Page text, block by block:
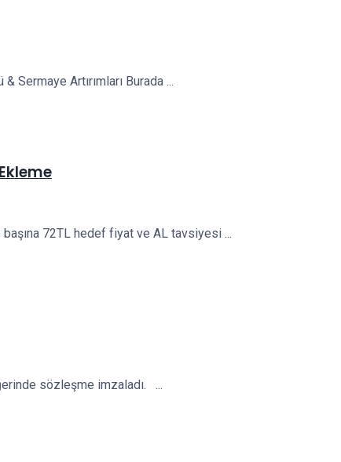
Artırımları Burada ...
başına 72TL hedef fiyat ve AL tavsiyesi ...
sözleşme imzaladı. ...